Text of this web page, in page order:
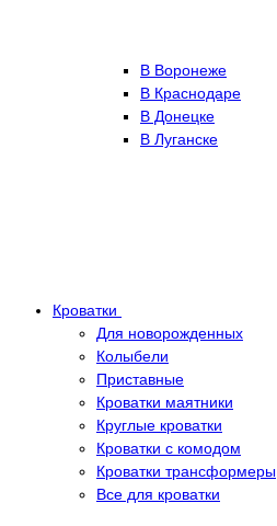
В Воронеже
В Краснодаре
В Донецке
В Луганске
Кроватки
Для новорожденных
Колыбели
Приставные
Кроватки маятники
Круглые кроватки
Кроватки с комодом
Кроватки трансформеры
Все для кроватки